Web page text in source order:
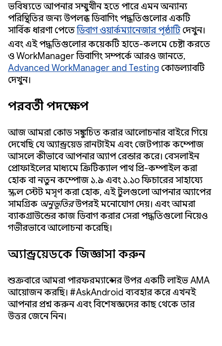
ভবিষ্যতে আপনার সম্মুখীন হতে পারে এমন অন্যান্য
পরিস্থিতির জন্য উপলব্ধ ডিবাগিং পদ্ধতিগুলোর একটি
সার্বিক ধারণা পেতেডিবাগ ওয়ার্কম্যানেজার পৃষ্ঠাটিদেখুন।
এবং এই পদ্ধতিগুলোর কয়েকটি হাতে-কলমে চেষ্টা করতে
ও WorkManager ডিবাগিং সম্পর্কে আরও জানতে,
Advanced WorkManager and Testing কোডল্যাবটি
দেখুন।
পরবর্তী পদক্ষেপ
আজ আমরা কোড সঙ্কুচিত করার আলোচনার বাইরে গিয়ে
দেখেছি যে অ্যান্ড্রয়েড রানটাইম এবং জেটপ্যাক কম্পোজ
আসলে কীভাবে আপনার অ্যাপ রেন্ডার করে। বেসলাইন
প্রোফাইলের মাধ্যমে ক্রিটিক্যাল পাথ প্রি-কম্পাইল করা
হোক বা নতুন কম্পোজ ১.৯ এবং ১.১০ ফিচারের সাহায্যে
স্ক্রল স্টেট মসৃণ করা হোক, এই টুলগুলো আপনার অ্যাপের
সামগ্রিক অনুভূতিরউপরই মনোযোগ দেয়। এবং আমরা
ব্যাকগ্রাউন্ডের কাজ ডিবাগ করার সেরা পদ্ধতিগুলো নিয়েও
গভীরভাবে আলোচনা করেছি।
অ্যান্ড্রয়েডকে জিজ্ঞাসা করুন
শুক্রবারে আমরা পারফরম্যান্সের উপর একটি লাইভ AMA
আয়োজন করছি। #AskAndroid ব্যবহার করে এখনই
আপনার প্রশ্ন করুন এবং বিশেষজ্ঞদের কাছ থেকে তার
উত্তর জেনে নিন।